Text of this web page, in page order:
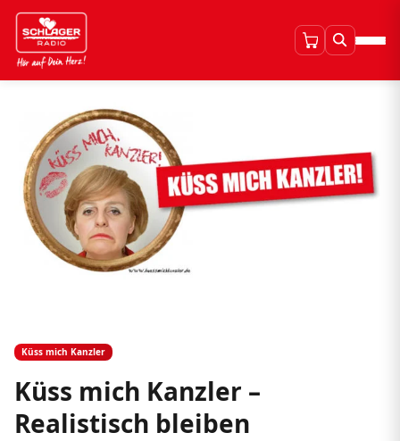
Küss mich Kanzler
Küss mich Kanzler –
Realistisch bleiben